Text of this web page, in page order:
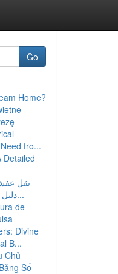
Go
Home?
fro...
Detailed
نقل عفش
دليل شامل للخدمات والأ...
de
Divine
B...
Chủ
Số